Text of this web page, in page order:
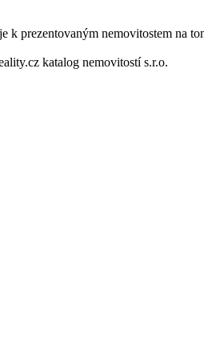
k prezentovaným nemovitostem na
katalog nemovitostí s.r.o.